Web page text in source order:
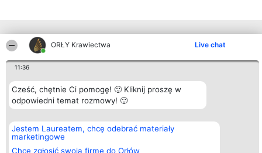
ORŁY Krawiectwa Live chat
11:36
Cześć, chętnie Ci pomogę! 🙂 Kliknij proszę w
odpowiedni temat rozmowy! 🙂
Jestem Laureatem, chcę odebrać materiały
marketingowe
Chcę zgłosić swoją firmę do Orłów
Inne firmy z województwa
Organizator plebiscytu
Bright Side Solutions sp. z o.
o. sp. k.
ul. Ruska 22
KRS 0000749100 | Regon
381313360 | NIP 8943132676
+48 508 492 400
Plebiscyt
Laureaci
Lista
wszystkich
Zasady
Regulamin
Prywatności
Kontakt
Kontakt